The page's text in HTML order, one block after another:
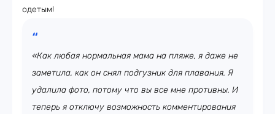
одетым!
«Как любая нормальная мама на пляже, я даже не
заметила, как он снял подгузник для плавания. Я
удалила фото, потому что вы все мне противны. И
теперь я отключу возможность комментирования